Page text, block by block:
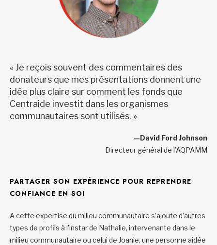
« Je reçois souvent des commentaires des
donateurs que mes présentations donnent une
idée plus claire sur comment les fonds que
Centraide investit dans les organismes
communautaires sont utilisés. »
—David Ford Johnson
Directeur général de l’AQPAMM
PARTAGER SON EXPÉRIENCE POUR REPRENDRE
CONFIANCE EN SOI
A cette expertise du milieu communautaire s’ajoute d’autres
types de profils à l’instar de Nathalie, intervenante dans le
milieu communautaire ou celui de Joanie, une personne aidée